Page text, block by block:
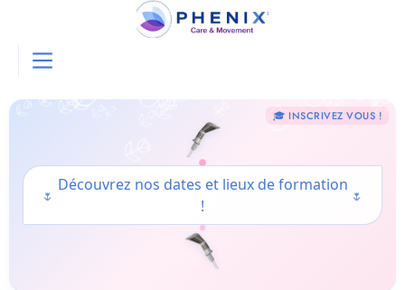
🎓 INSCRIVEZ VOUS !
🌷
Découvrez nos dates et lieux de formation
!
🌷